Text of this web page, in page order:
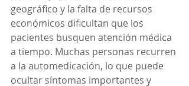
geográfico y la falta de recursos
económicos dificultan que los
pacientes busquen atención médica
a tiempo. Muchas personas recurren
a la automedicación, lo que puede
ocultar síntomas importantes y